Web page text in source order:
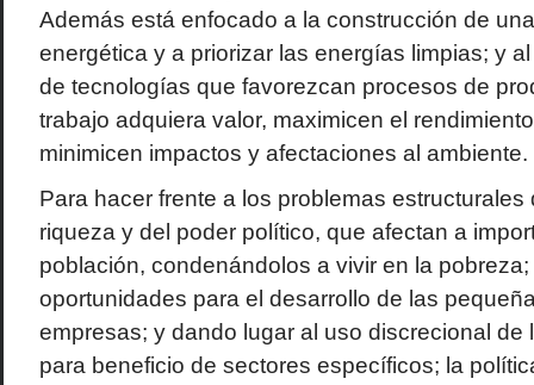
Además está enfocado a la construcción de
energética y a priorizar las energías limpias; y
de tecnologías que favorezcan procesos de
trabajo adquiera valor, maximicen el
minimicen impactos y afectaciones al ambiente.
Para hacer frente a los problemas
riqueza y del poder político, que afectan a
población, condenándolos a vivir en la
oportunidades para el desarrollo de las
empresas; y dando lugar al uso discrecional de
para beneficio de sectores específicos; la